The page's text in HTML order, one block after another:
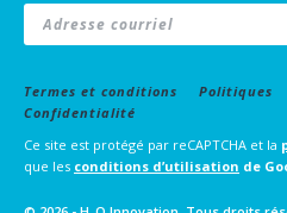
Email
Termes et conditions
Politiques
Confidentialité
Ce site est protégé par reCAPTCHA et la
que les conditions d’utilisation de